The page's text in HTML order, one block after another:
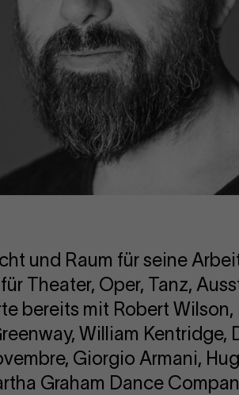
und Raum für seine
Theater, Oper, Tanz,
bereits mit Robert Wilson,
William Kentridge,
Giorgio Armani,
Graham Dance